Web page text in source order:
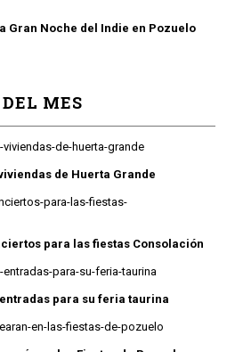
Gran Noche del Indie en Pozuelo
MES
de Huerta Grande
para las fiestas Consolación
para su feria taurina